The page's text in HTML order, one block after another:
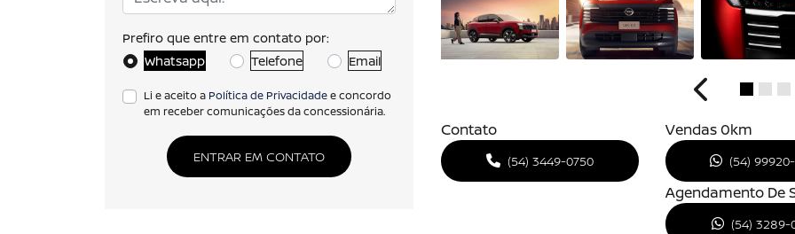
Prefiro que entre em contato por:
Whatsapp
Telefone Email
Li e aceito a Política de Privacidadee concordo
em receber comunicações da concessionária.
ENTRAR EM CONTATO
Anterior
Contato
(54) 3449-0750
Vendas 0km
(54) 99920-
Agendamento De
(54) 3289-